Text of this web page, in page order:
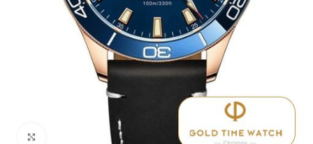
Click to enlarge